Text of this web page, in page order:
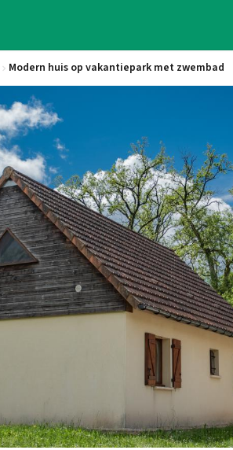
Modern huis op vakantiepark met zwembad